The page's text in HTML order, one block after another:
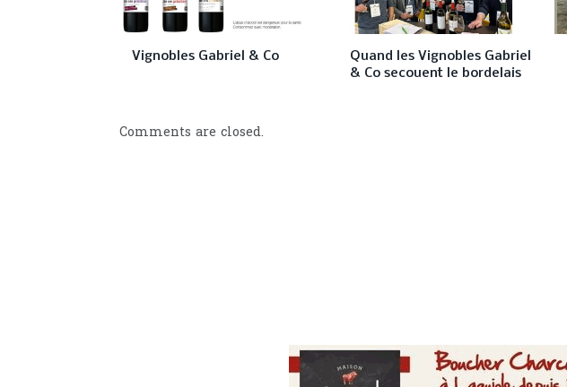
Vignobles Gabriel & Co
Quand les Vignobles Gabriel
& Co secouent le bordelais
Comments are closed.